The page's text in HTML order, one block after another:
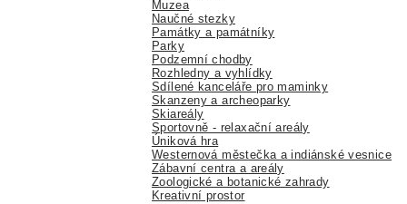
Muzea
Naučné stezky
Památky a památníky
Parky
Podzemní chodby
Rozhledny a vyhlídky
Sdílené kanceláře pro maminky
Skanzeny a archeoparky
Skiareály
Sportovně - relaxační areály
Úniková hra
Westernová městečka a indiánské vesnice
Zábavní centra a areály
Zoologické a botanické zahrady
Kreativní prostor